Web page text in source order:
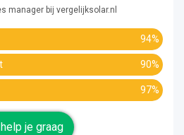
manager bij vergelijksolar.nl
94%
90%
97%
je graag